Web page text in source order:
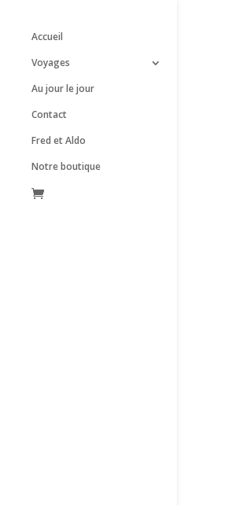
Accueil
Voyages
Au jour le jour
Contact
Fred et Aldo
Notre boutique